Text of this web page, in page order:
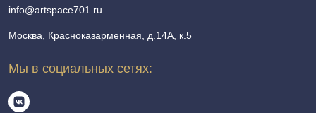
info@artspace701.ru
Москва, Красноказарменная, д.14А, к.5
Мы в социальных сетях: